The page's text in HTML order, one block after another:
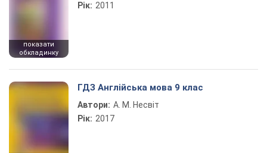
показати
обкладинку
Рік: 2011
ГДЗ Англійська мова 9 клас
Автори: А. М. Несвіт
Рік: 2017